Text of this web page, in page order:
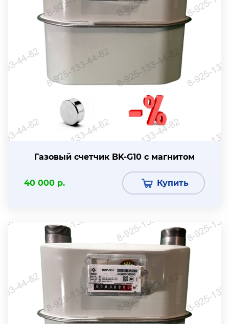
Газовый счетчик BK-G10 с магнитом
40 000 р. Купить